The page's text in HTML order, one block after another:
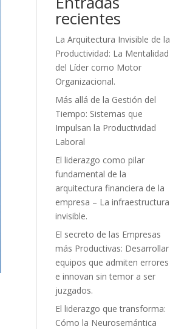
recientes
La Arquitectura Invisible de la
Productividad: La Mentalidad
del Líder como Motor
Organizacional.
Más allá de la Gestión del
Tiempo: Sistemas que
Impulsan la Productividad
Laboral
El liderazgo como pilar
fundamental de la
arquitectura financiera de la
empresa – La infraestructura
invisible.
El secreto de las Empresas
más Productivas: Desarrollar
equipos que admiten errores
e innovan sin temor a ser
juzgados.
El liderazgo que transforma:
Cómo la Neurosemántica